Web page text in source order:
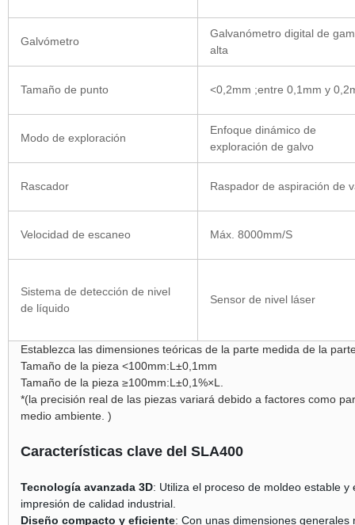
Galvómetro
Galvanómetro digital de
alta
Tamaño de punto <0,2mm ;entre 0,1mm y
Modo de exploración
Enfoque dinámico de
exploración de galvo
Rascador Raspador de aspiración de
Velocidad de escaneo Máx. 8000mm/S
Sistema de detección de nivel
de líquido
Sensor de nivel láser
Establezca las dimensiones teóricas de la parte medida de la
Tamaño de la pieza <100mm:L±0,1mm
Tamaño de la pieza ≥100mm:L±0,1%×L.
*(la precisión real de las piezas variará debido a factores como
medio ambiente. )
Características clave del SLA400
Tecnología avanzada 3D: Utiliza el proceso de moldeo estable
impresión de calidad industrial.
Diseño compacto y eficiente: Con unas dimensiones